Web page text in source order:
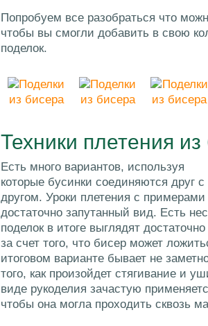
Попробуем все разобраться что
чтобы вы смогли добавить в свою
поделок.
Техники плетения
Есть много вариантов, используя
которые бусинки соединяются друг с
другом. Уроки плетения с
достаточно запутанный вид. Есть
поделок в итоге выглядят
за счет того, что бисер может
итоговом варианте бывает не
того, как произойдет стягивание и
виде рукоделия зачастую
чтобы она могла проходить сквозь